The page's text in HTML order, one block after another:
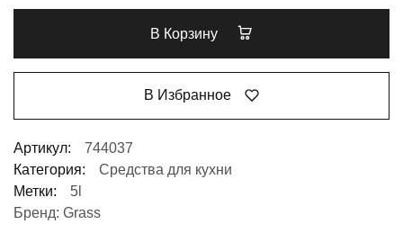
В Корзину
В Избранное
Артикул:
744037
Категория:
Средства для кухни
Метки:
5l
Бренд: Grass